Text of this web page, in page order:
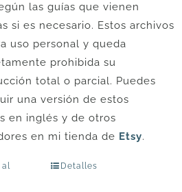
las guías que vienen
si es necesario. Estos archivos
uso personal y queda
prohibida su
total o parcial. Puedes
una versión de estos
en inglés y de otros
en mi tienda de Etsy.
al
Detalles